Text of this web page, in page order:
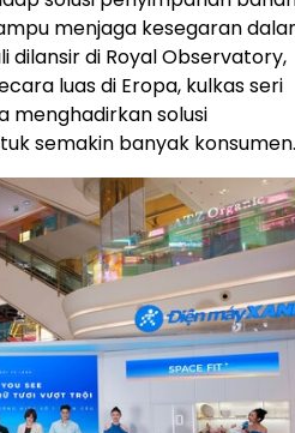
menjaga kesegaran
dilansir di Royal Observatory,
luas di Eropa, kulkas seri
menghadirkan solusi
semakin banyak konsumen.